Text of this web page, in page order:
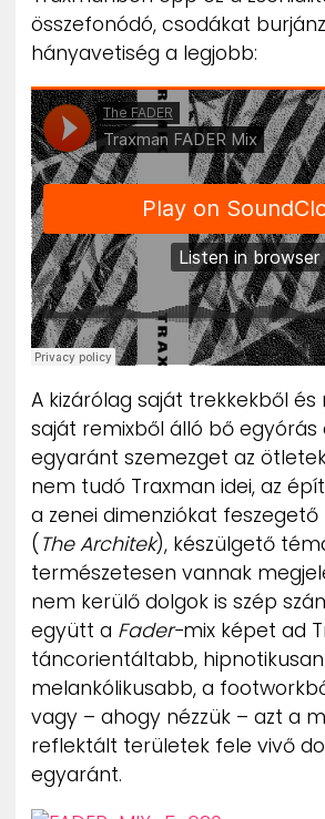
összefonódó, csodákat
hányavetiség a legjobb:
A kizárólag saját trekkekből és
saját remixből álló bő egyórás
egyaránt szemezget az
nem tudó Traxman idei, az
a zenei dimenziókat
( The Architek), készülgető
természetesen vannak
nem kerülő dolgok is szép
együtt a Fader-mix képet ad
táncorientáltabb,
melankólikusabb, a
vagy – ahogy nézzük – azt a
reflektált területek fele vivő
egyaránt.